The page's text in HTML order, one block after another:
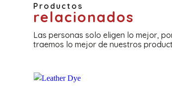
Productos
relacionados
Las personas solo eligen lo mejor,
traemos lo mejor de nuestros